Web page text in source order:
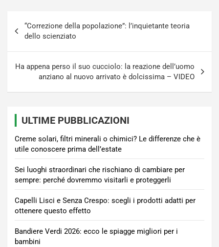
articoli
“Correzione della popolazione”: l’inquietante teoria
dello scienziato
Ha appena perso il suo cucciolo: la reazione dell’uomo
anziano al nuovo arrivato è dolcissima – VIDEO
ULTIME PUBBLICAZIONI
Creme solari, filtri minerali o chimici? Le differenze che è
utile conoscere prima dell’estate
Sei luoghi straordinari che rischiano di cambiare per
sempre: perché dovremmo visitarli e proteggerli
Capelli Lisci e Senza Crespo: scegli i prodotti adatti per
ottenere questo effetto
Bandiere Verdi 2026: ecco le spiagge migliori per i
bambini